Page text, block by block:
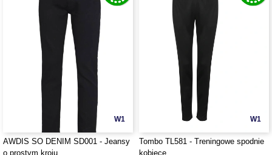
W1
AWDIS SO DENIM SD001 - Jeansy
o prostym kroju
W1
Tombo TL581 - Treningowe spodnie
kobiece